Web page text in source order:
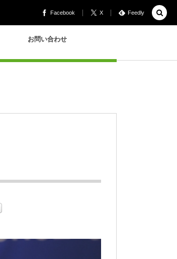
Facebook X Feedly
お問い合わせ